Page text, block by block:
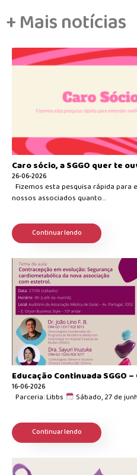
+ Mais notícias
Caro sócio, a SGGO quer te
26-06-2026
Fizemos esta pesquisa rápida
nossos associados quanto...
Continuar lendo
Educação Continuada SGGO
16-06-2026
Parceria: Libbs Sábado, 27 de
Continuar lendo